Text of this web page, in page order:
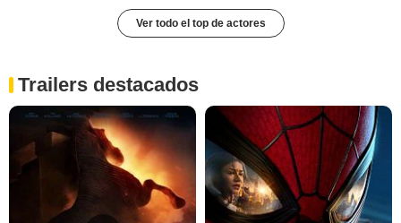
Ver todo el top de actores
Trailers destacados